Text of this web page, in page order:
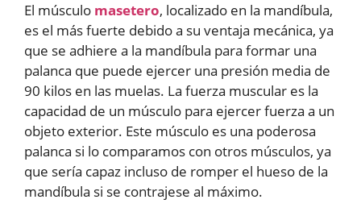
El músculo masetero, localizado en la mandíbula,
es el más fuerte debido a su ventaja mecánica, ya
que se adhiere a la mandíbula para formar una
palanca que puede ejercer una presión media de
90 kilos en las muelas. La fuerza muscular es la
capacidad de un músculo para ejercer fuerza a un
objeto exterior. Este músculo es una poderosa
palanca si lo comparamos con otros músculos, ya
que sería capaz incluso de romper el hueso de la
mandíbula si se contrajese al máximo.